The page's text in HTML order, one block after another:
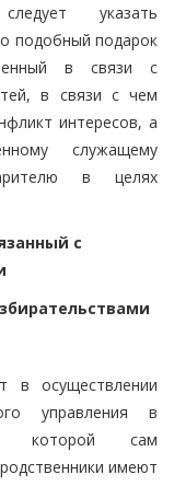
указать
подобный подарок
в связи с
в связи с чем
интересов, а
служащему
в целях
с
в осуществлении
управления в
которой сам
имеют